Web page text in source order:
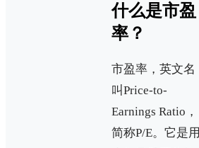
什么是市盈
率？
市盈率，英文名
叫Price-to-
Earnings Ratio，
简称P/E。它是用